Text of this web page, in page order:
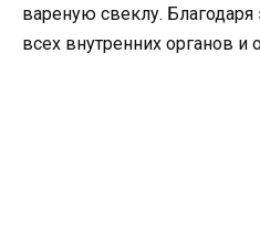
вареную свеклу. Благодаря
всех внутренних органов и